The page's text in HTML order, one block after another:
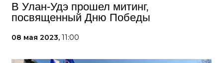
В Улан-Удэ прошел митинг,
посвященный Дню Победы
08 мая 2023, 11:00